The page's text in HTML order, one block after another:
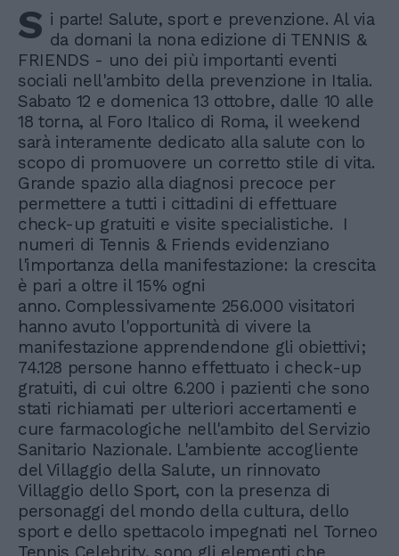
S i parte! Salute, sport e prevenzione. Al via
da domani la nona edizione di TENNIS &
FRIENDS - uno dei più importanti eventi
sociali nell'ambito della prevenzione in Italia.
Sabato 12 e domenica 13 ottobre, dalle 10 alle
18 torna, al Foro Italico di Roma, il weekend
sarà interamente dedicato alla salute con lo
scopo di promuovere un corretto stile di vita.
Grande spazio alla diagnosi precoce per
permettere a tutti i cittadini di effettuare
check-up gratuiti e visite specialistiche. I
numeri di Tennis & Friends evidenziano
l'importanza della manifestazione: la crescita
è pari a oltre il 15% ogni
anno. Complessivamente 256.000 visitatori
hanno avuto l'opportunità di vivere la
manifestazione apprendendone gli obiettivi;
74.128 persone hanno effettuato i check-up
gratuiti, di cui oltre 6.200 i pazienti che sono
stati richiamati per ulteriori accertamenti e
cure farmacologiche nell'ambito del Servizio
Sanitario Nazionale. L'ambiente accogliente
del Villaggio della Salute, un rinnovato
Villaggio dello Sport, con la presenza di
personaggi del mondo della cultura, dello
sport e dello spettacolo impegnati nel Torneo